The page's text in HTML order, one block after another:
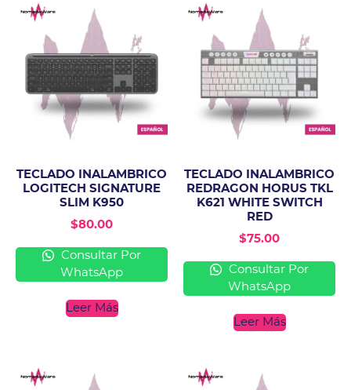
TECLADO INALAMBRICO
LOGITECH SIGNATURE
SLIM K950
$80.00
Consultar Por
WhatsApp
Leer Más
TECLADO INALAMBRICO
REDRAGON HORUS TKL
K621 WHITE SWITCH
RED
$75.00
Consultar Por
WhatsApp
Leer Más